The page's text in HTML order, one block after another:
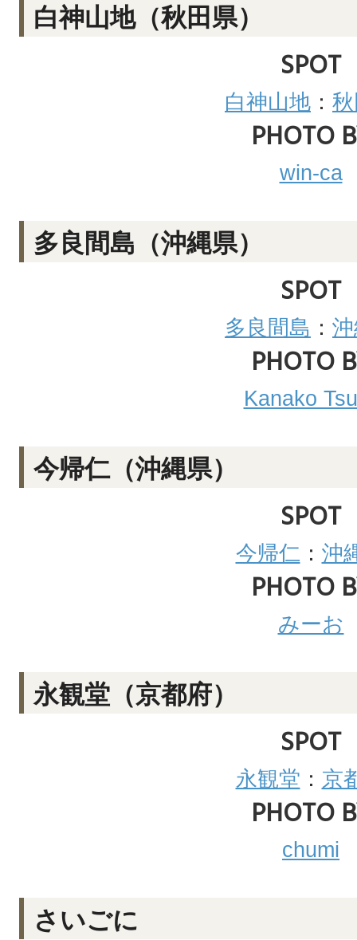
白神山地（秋田県）
SPOT
白神山地 ：
PHOTO
win-ca
多良間島（沖縄県）
SPOT
多良間島 ：
PHOTO
Kanako
今帰仁（沖縄県）
SPOT
今帰仁 ： 沖
PHOTO
みーお
永観堂（京都府）
SPOT
永観堂 ： 京
PHOTO
chumi
さいごに